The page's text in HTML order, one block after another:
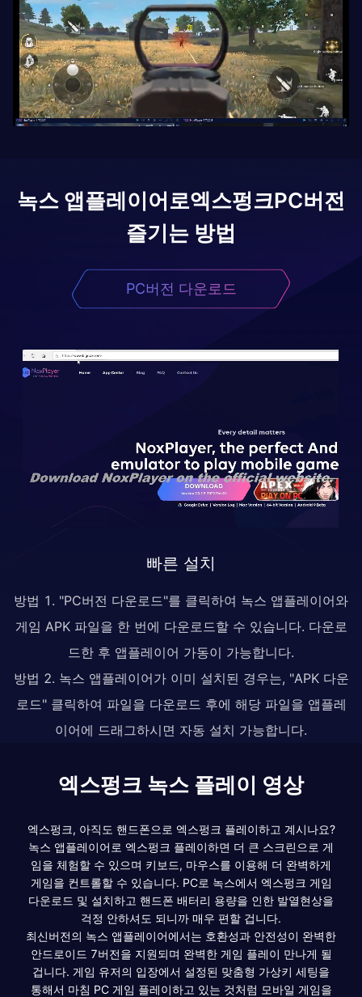
녹스 앱플레이어로엑스펑크PC버전
즐기는 방법
PC버전 다운로드
빠른 설치
방법 1. "PC버전 다운로드"를 클릭하여 녹스 앱플레이어와
게임 APK 파일을 한 번에 다운로드할 수 있습니다. 다운로
드한 후 앱플레이어 가동이 가능합니다.
방법 2. 녹스 앱플레이어가 이미 설치된 경우는, "APK 다운
로드" 클릭하여 파일을 다운로드 후에 해당 파일을 앱플레
이어에 드래그하시면 자동 설치 가능합니다.
엑스펑크 녹스 플레이 영상
엑스펑크, 아직도 핸드폰으로 엑스펑크 플레이하고 계시나요?
녹스 앱플레이어로 엑스펑크 플레이하면 더 큰 스크린으로 게
임을 체험할 수 있으며 키보드, 마우스를 이용해 더 완벽하게
게임을 컨트롤할 수 있습니다. PC로 녹스에서 엑스펑크 게임
다운로드 및 설치하고 핸드폰 배터리 용량을 인한 발열현상을
걱정 안하셔도 되니까 매우 편할 겁니다.
최신버전의 녹스 앱플레이어에서는 호환성과 안전성이 완벽한
안드로이드 7버전을 지원되며 완벽한 게임 플레이 만나게 될
겁니다. 게임 유저의 입장에서 설정된 맞춤형 가상키 세팅을
통해서 마침 PC 게임 플레이하고 있는 것처럼 모바일 게임을